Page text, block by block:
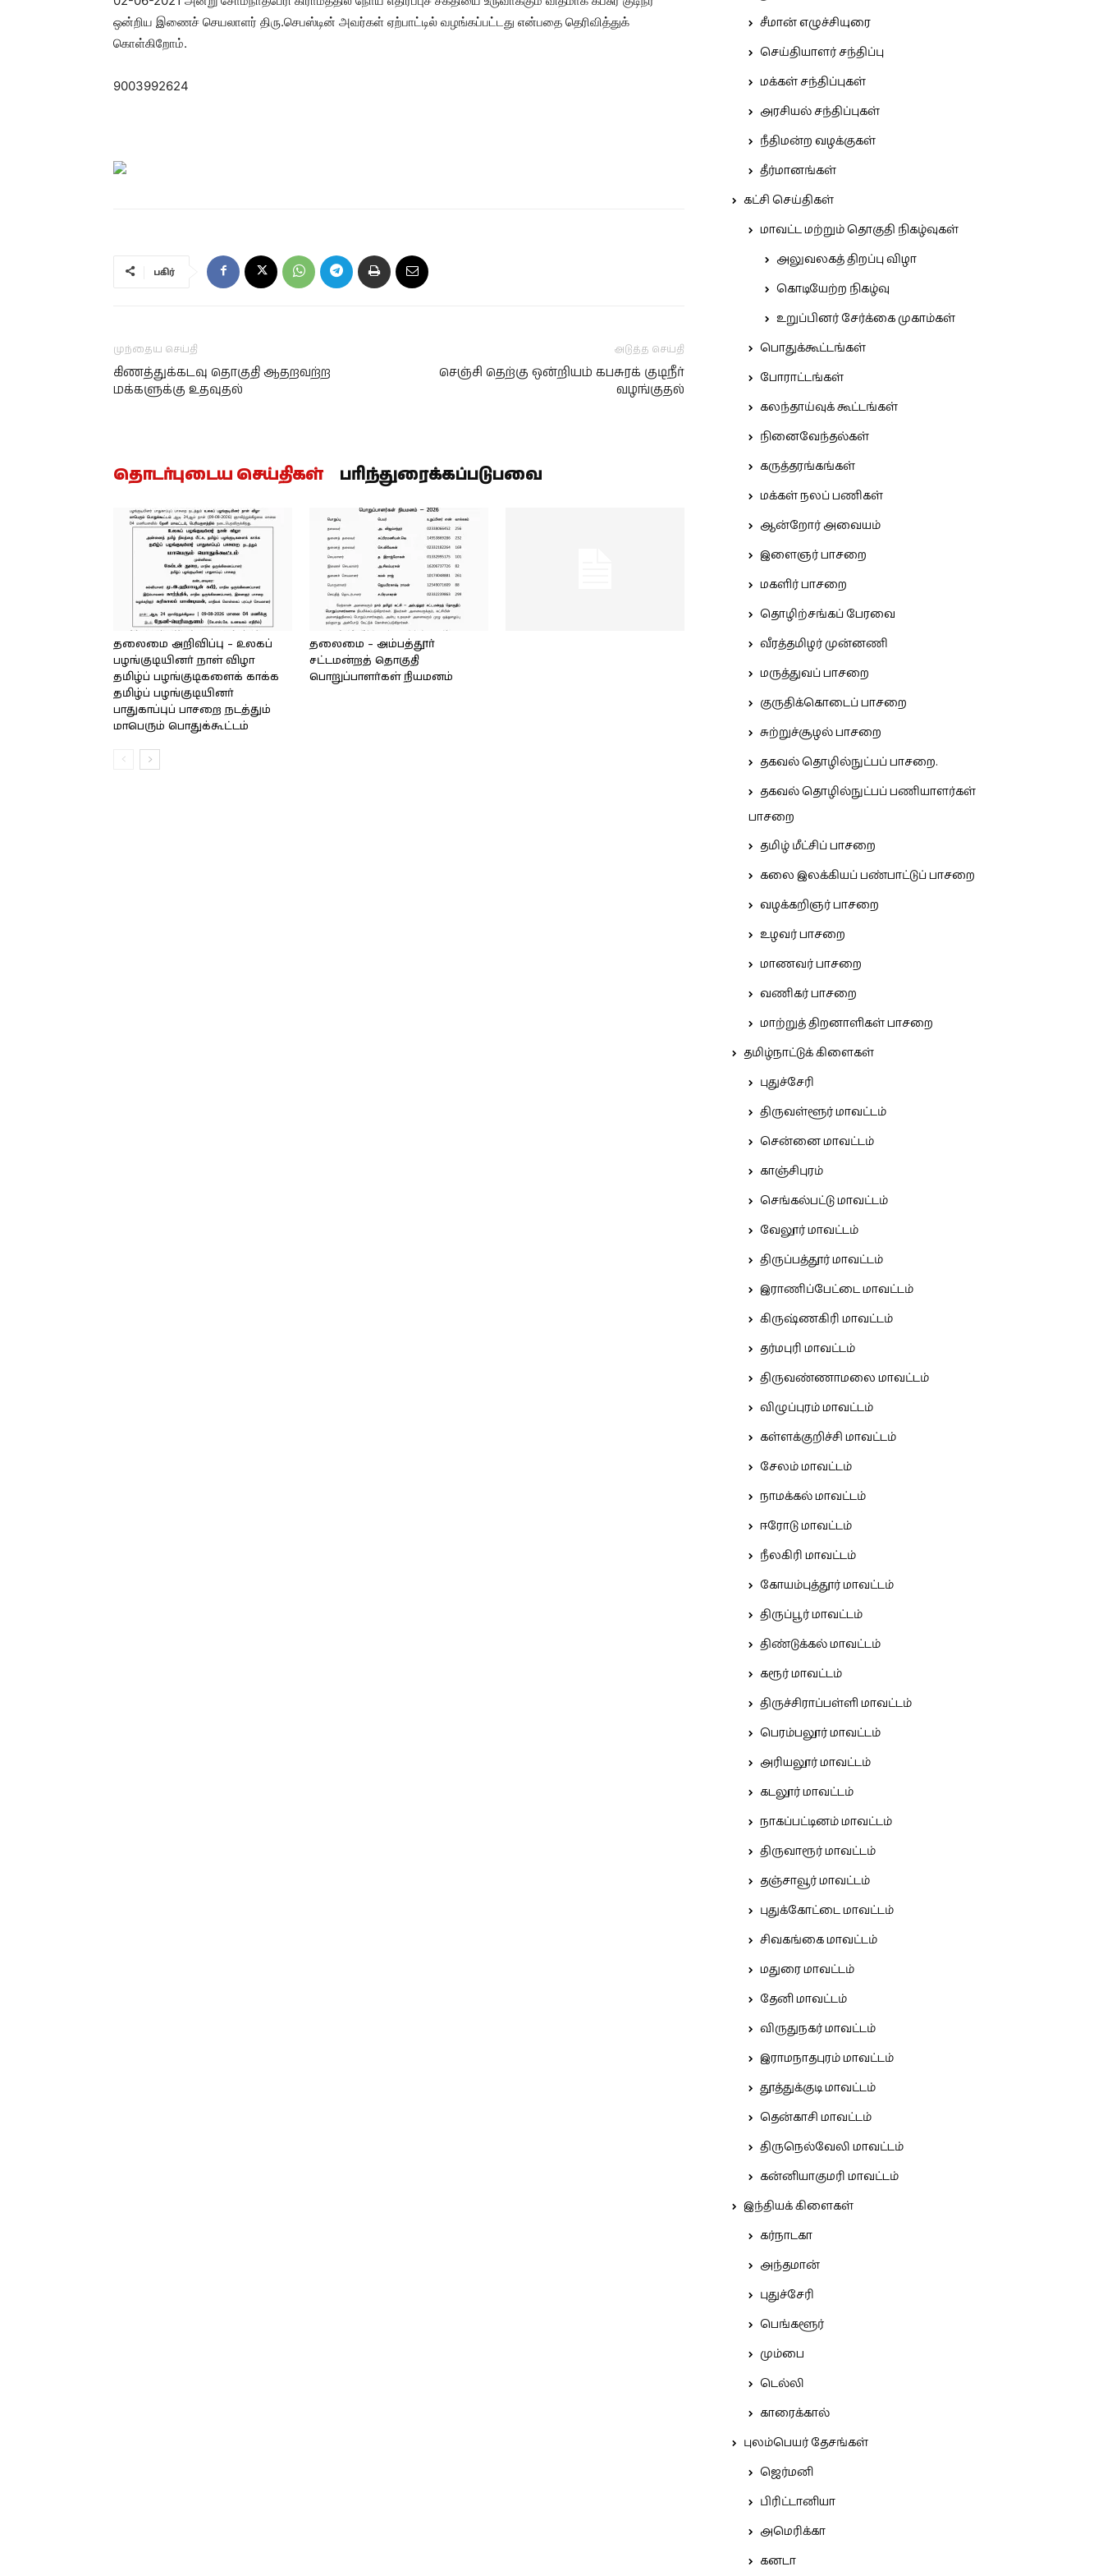
ஒன்றிய இணைச் செயலாளர் திரு.செபஸ்டின் அவர்கள் ஏற்பாட்டில் வழங்கப்பட்டது என்பதை தெரிவித்துக்
கொள்கிறோம்.
9003992624
பகிர்
முந்தைய செய்தி
கிணத்துக்கடவு தொகுதி ஆதறவற்ற
மக்களுக்கு உதவுதல்
அடுத்த செய்தி
செஞ்சி தெற்கு ஒன்றியம் கபசுரக் குடிநீர்
வழங்குதல்
தொடர்புடைய செய்திகள் பரிந்துரைக்கப்படுபவை
தலைமை அறிவிப்பு – உலகப்
பழங்குடியினர் நாள் விழா
தமிழ்ப் பழங்குடிகளைக் காக்க
தமிழ்ப் பழங்குடியினர்
பாதுகாப்புப் பாசறை நடத்தும்
மாபெரும் பொதுக்கூட்டம்
தலைமை – அம்பத்தூர்
சட்டமன்றத் தொகுதி
பொறுப்பாளர்கள் நியமனம்
சீமான் எழுச்சியுரை
செய்தியாளர் சந்திப்பு
மக்கள் சந்திப்புகள்
அரசியல் சந்திப்புகள்
நீதிமன்ற வழக்குகள்
தீர்மானங்கள்
கட்சி செய்திகள்
மாவட்ட மற்றும் தொகுதி நிகழ்வுகள்
அலுவலகத் திறப்பு விழா
கொடியேற்ற நிகழ்வு
உறுப்பினர் சேர்க்கை முகாம்கள்
பொதுக்கூட்டங்கள்
போராட்டங்கள்
கலந்தாய்வுக் கூட்டங்கள்
நினைவேந்தல்கள்
கருத்தரங்கங்கள்
மக்கள் நலப் பணிகள்
ஆன்றோர் அவையம்
இளைஞர் பாசறை
மகளிர் பாசறை
தொழிற்சங்கப் பேரவை
வீரத்தமிழர் முன்னணி
மருத்துவப் பாசறை
குருதிக்கொடைப் பாசறை
சுற்றுச்சூழல் பாசறை
தகவல் தொழில்நுட்பப் பாசறை.
தகவல் தொழில்நுட்பப் பணியாளர்கள்
பாசறை
தமிழ் மீட்சிப் பாசறை
கலை இலக்கியப் பண்பாட்டுப் பாசறை
வழக்கறிஞர் பாசறை
உழவர் பாசறை
மாணவர் பாசறை
வணிகர் பாசறை
மாற்றுத் திறனாளிகள் பாசறை
தமிழ்நாட்டுக் கிளைகள்
புதுச்சேரி
திருவள்ளூர் மாவட்டம்
சென்னை மாவட்டம்
காஞ்சிபுரம்
செங்கல்பட்டு மாவட்டம்
வேலூர் மாவட்டம்
திருப்பத்தூர் மாவட்டம்
இராணிப்பேட்டை மாவட்டம்
கிருஷ்ணகிரி மாவட்டம்
தர்மபுரி மாவட்டம்
திருவண்ணாமலை மாவட்டம்
விழுப்புரம் மாவட்டம்
கள்ளக்குறிச்சி மாவட்டம்
சேலம் மாவட்டம்
நாமக்கல் மாவட்டம்
ஈரோடு மாவட்டம்
நீலகிரி மாவட்டம்
கோயம்புத்தூர் மாவட்டம்
திருப்பூர் மாவட்டம்
திண்டுக்கல் மாவட்டம்
கரூர் மாவட்டம்
திருச்சிராப்பள்ளி மாவட்டம்
பெரம்பலூர் மாவட்டம்
அரியலூர் மாவட்டம்
கடலூர் மாவட்டம்
நாகப்பட்டினம் மாவட்டம்
திருவாரூர் மாவட்டம்
தஞ்சாவூர் மாவட்டம்
புதுக்கோட்டை மாவட்டம்
சிவகங்கை மாவட்டம்
மதுரை மாவட்டம்
தேனி மாவட்டம்
விருதுநகர் மாவட்டம்
இராமநாதபுரம் மாவட்டம்
தூத்துக்குடி மாவட்டம்
தென்காசி மாவட்டம்
திருநெல்வேலி மாவட்டம்
கன்னியாகுமரி மாவட்டம்
இந்தியக் கிளைகள்
கர்நாடகா
அந்தமான்
புதுச்சேரி
பெங்களூர்
மும்பை
டெல்லி
காரைக்கால்
புலம்பெயர் தேசங்கள்
ஜெர்மனி
பிரிட்டானியா
அமெரிக்கா
கனடா